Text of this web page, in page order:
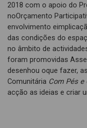
2018 com o apoio do
noOrçamento
envolvimento
das condições do
no âmbito de
foram promovidas
desenhou oque fazer,
Comunitária Com Pés e
acção as ideias e criar